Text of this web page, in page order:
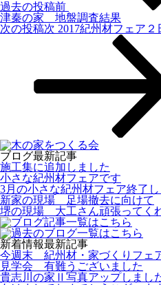
過去の投稿前
津秦の家 地盤調査結果
次の投稿次 2017紀州材フェア２
ブログ最新記事
施工集に追加しました
小さな紀州材フェアです
3月の小さな紀州材フェア終了
新家の現場 足場撤去に向けて
堺の現場 大工さん頑張ってく
新着情報最新記事
今週末 紀州材・家づくりフェ
見学会 有難うございました
貴志川の家Ⅱ写真アップしまし